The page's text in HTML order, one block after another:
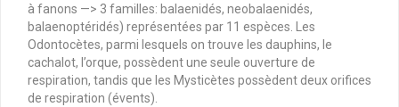
à fanons —> 3 familles: balaenidés, neobalaenidés,
balaenoptéridés) représentées par 11 espèces. Les
Odontocètes, parmi lesquels on trouve les dauphins, le
cachalot, l’orque, possèdent une seule ouverture de
respiration, tandis que les Mysticètes possèdent deux orifices
de respiration (évents).